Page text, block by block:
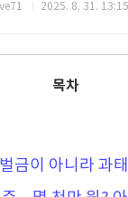
2025. 8. 31. 13:15
목차
금이 아니라 과